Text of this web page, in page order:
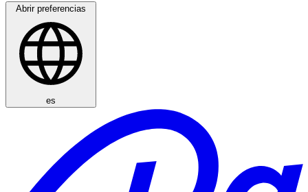
Abrir preferencias
es